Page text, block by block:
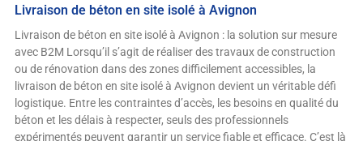
Livraison de béton en site isolé à Avignon
Livraison de béton en site isolé à Avignon : la solution sur mesure
avec B2M Lorsqu’il s’agit de réaliser des travaux de construction
ou de rénovation dans des zones difficilement accessibles, la
livraison de béton en site isolé à Avignon devient un véritable défi
logistique. Entre les contraintes d’accès, les besoins en qualité du
béton et les délais à respecter, seuls des professionnels
expérimentés peuvent garantir un service fiable et efficace. C’est là